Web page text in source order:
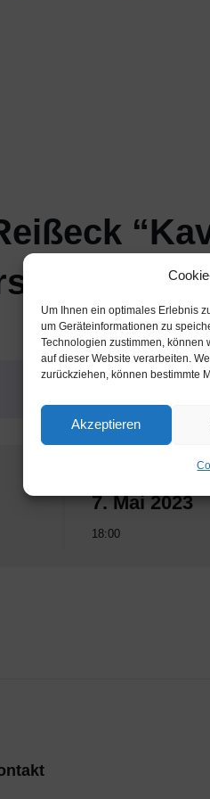
Um Ihnen ein optimales Erlebnis
um Geräteinformationen zu
Technologien zustimmen, können
auf dieser Website verarbeiten.
zurückziehen, können bestimmte
Akzeptieren
7. Mai 2023
18:00